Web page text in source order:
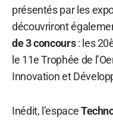
présentés par les
découvriront
de 3 concours: les
le 11e Trophée de
Innovation et
Inédit, l’espace